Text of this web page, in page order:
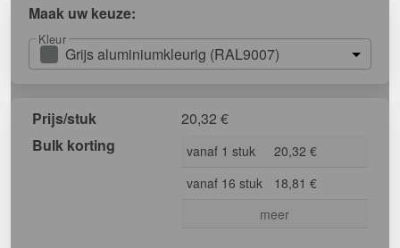
Maak uw keuze:
Kleur
Grijs aluminiumkleurig (RAL9007)
Prijs/stuk 20,32 €
Bulk korting
vanaf 1 stuk
20,32 €
vanaf 16 stuk
18,81 €
meer